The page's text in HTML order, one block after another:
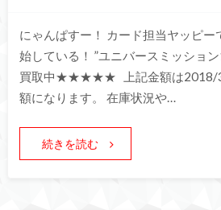
にゃんぱすー！ カード担当ヤッピー
始している！ ”ユニバースミッシ
買取中★★★★★ 上記金額は2018/
額になります。 在庫状況や…
続きを読む